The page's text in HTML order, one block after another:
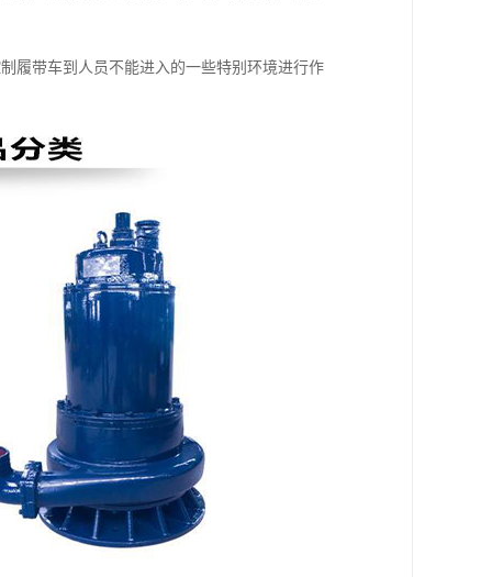
履带车到人员不能进入的一些特别环境进行作